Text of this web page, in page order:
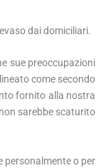
dai domiciliari.
sue preoccupazioni
come secondo
fornito alla nostra
sarebbe scaturito
personalmente o per